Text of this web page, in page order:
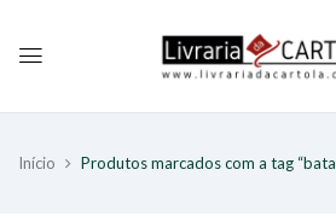
Início Produtos marcados com a tag